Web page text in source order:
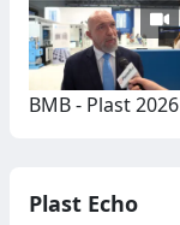
BMB - Plast 2026
Plast Echo